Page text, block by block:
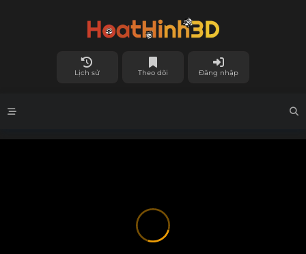
Lịch sử Theo dõi Đăng nhập